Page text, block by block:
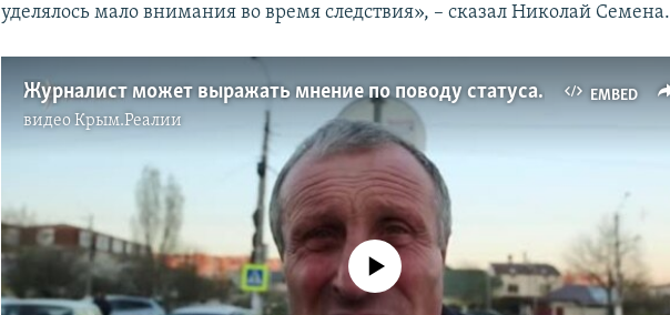
уделялось мало внимания во время следствия», – сказал Николай Семена.
EMBED
Журналист может выражать мнение по поводу статуса Крыма – Семена (видео)
видеоКрым.Реалии
No media source currently available